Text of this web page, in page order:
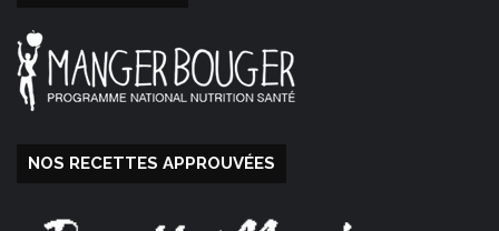
NOS RECETTES APPROUVÉES